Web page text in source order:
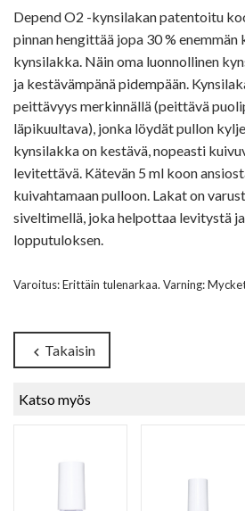
Depend O2 -kynsilakan patentoitu
pinnan hengittää jopa 30 % enemmän
kynsilakka. Näin oma luonnollinen
ja kestävämpänä pidempään.
peittävyys merkinnällä (peittävä
läpikuultava), jonka löydät pullon
kynsilakka on kestävä, nopeasti
levitettävä. Kätevän 5 ml koon
kuivahtamaan pulloon. Lakat on
siveltimellä, joka helpottaa levitystä
lopputuloksen.
Varoitus: Erittäin tulenarkaa. Varning:
chevron_left Takaisin
Katso myös